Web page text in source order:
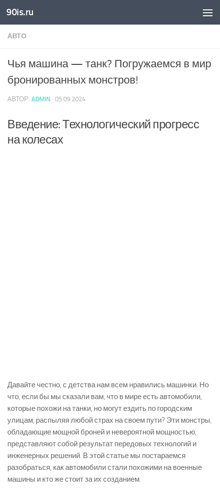
Skip to content
90is.ru
АВТО
Чья машина — танк? Погружаемся в мир
бронированных монстров!
АВТОР: ADMIN · 05.09.2024
Введение: Технологический прогресс
на колесах
Давайте честно, с детства нам всем нравились машинки. Но
что, если бы мы сказали вам, что в мире есть автомобили,
которые похожи на танки, но могут ездить по городским
улицам, распыляя любой страх на своем пути? Эти монстры,
обладающие мощной броней и невероятной мощностью,
представляют собой результат передовых технологий и
инженерных решений. В этой статье мы постараемся
разобраться, как автомобили стали похожими на военные
машины и кто же стоит за их созданием.